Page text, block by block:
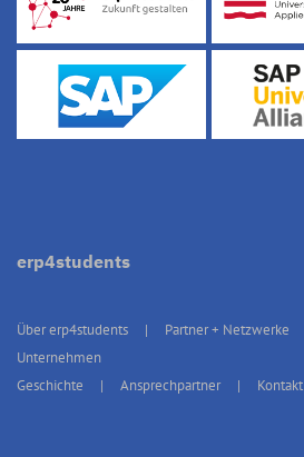
erp4students
Über erp4students Partner + Netzwerke
Unternehmen
Geschichte
Ansprechpartner Kontakt